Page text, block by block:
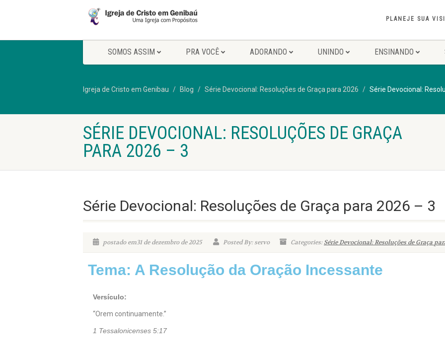
PLANEJE SUA
SOMOS ASSIM PRA VOCÊ ADORANDO UNINDO ENSINANDO
Igreja de Cristo em Genibau Blog Série Devocional: Resoluções de Graça para 2026 Série Devocional:
SÉRIE DEVOCIONAL: RESOLUÇÕES DE GRAÇA
PARA 2026 – 3
Série Devocional: Resoluções de Graça para 2026 – 3
postado em31 de dezembro de 2025 Posted By: servo Categories:Série Devocional: Resoluções de Graça
Tema: A Resolução da Oração Incessante
Versículo:
“Orem continuamente.”
1 Tessalonicenses 5:17